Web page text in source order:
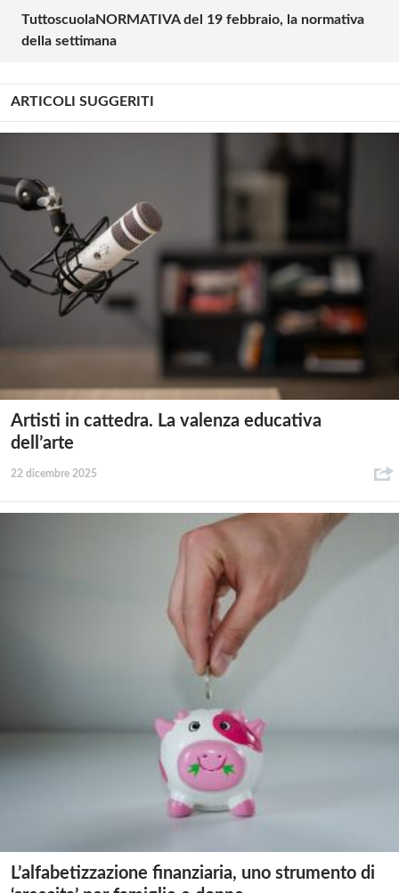
TuttoscuolaNORMATIVA del 19 febbraio, la normativa
della settimana
ARTICOLI SUGGERITI
Artisti in cattedra. La valenza educativa
dell’arte
22 dicembre 2025
L’alfabetizzazione finanziaria, uno strumento di